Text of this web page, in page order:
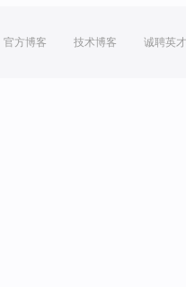
官方博客 技术博客 诚聘英才